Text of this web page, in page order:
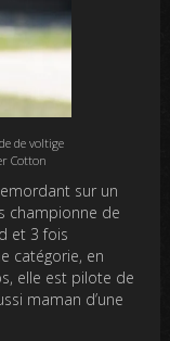
de voltige
Cotton
sur un
championne de
et 3 fois
catégorie, en
elle est pilote de
maman d’une